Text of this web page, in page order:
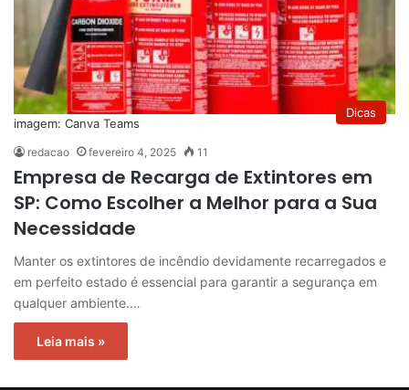
Dicas
imagem: Canva Teams
redacao fevereiro 4, 2025 11
Empresa de Recarga de Extintores em
SP: Como Escolher a Melhor para a Sua
Necessidade
Manter os extintores de incêndio devidamente recarregados e
em perfeito estado é essencial para garantir a segurança em
qualquer ambiente.…
Leia mais »